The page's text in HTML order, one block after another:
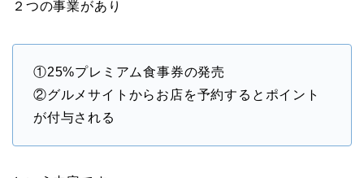
２つの事業があり
①25%プレミアム食事券の発売
②グルメサイトからお店を予約するとポイント
が付与される